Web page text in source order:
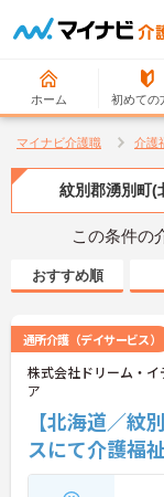
ホーム 初めての
マイナビ介護職 介護
紋別郡湧別町(
この条件の
おすすめ順
通所介護（デイサービス）
株式会社ドリーム・
ア
【北海道／
スにて介護福